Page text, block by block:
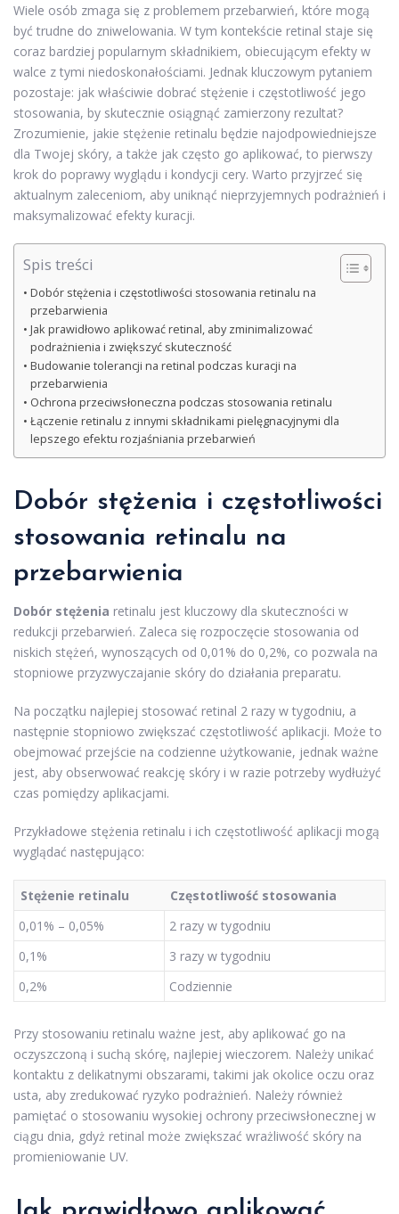
Wiele osób zmaga się z problemem przebarwień, które mogą
być trudne do zniwelowania. W tym kontekście retinal staje się
coraz bardziej popularnym składnikiem, obiecującym efekty w
walce z tymi niedoskonałościami. Jednak kluczowym pytaniem
pozostaje: jak właściwie dobrać stężenie i częstotliwość jego
stosowania, by skutecznie osiągnąć zamierzony rezultat?
Zrozumienie, jakie stężenie retinalu będzie najodpowiedniejsze
dla Twojej skóry, a także jak często go aplikować, to pierwszy
krok do poprawy wyglądu i kondycji cery. Warto przyjrzeć się
aktualnym zaleceniom, aby uniknąć nieprzyjemnych podrażnień i
maksymalizować efekty kuracji.
Spis treści
Dobór stężenia i częstotliwości stosowania retinalu na
przebarwienia
Jak prawidłowo aplikować retinal, aby zminimalizować
podrażnienia i zwiększyć skuteczność
Budowanie tolerancji na retinal podczas kuracji na
przebarwienia
Ochrona przeciwsłoneczna podczas stosowania retinalu
Łączenie retinalu z innymi składnikami pielęgnacyjnymi dla
lepszego efektu rozjaśniania przebarwień
Dobór stężenia i częstotliwości
stosowania retinalu na
przebarwienia
Dobór stężenia retinalu jest kluczowy dla skuteczności w
redukcji przebarwień. Zaleca się rozpoczęcie stosowania od
niskich stężeń, wynoszących od 0,01% do 0,2%, co pozwala na
stopniowe przyzwyczajanie skóry do działania preparatu.
Na początku najlepiej stosować retinal 2 razy w tygodniu, a
następnie stopniowo zwiększać częstotliwość aplikacji. Może to
obejmować przejście na codzienne użytkowanie, jednak ważne
jest, aby obserwować reakcję skóry i w razie potrzeby wydłużyć
czas pomiędzy aplikacjami.
Przykładowe stężenia retinalu i ich częstotliwość aplikacji mogą
wyglądać następująco:
Stężenie retinalu
Częstotliwość stosowania
0,01% – 0,05%
2 razy w tygodniu
0,1%
3 razy w tygodniu
0,2%
Codziennie
Przy stosowaniu retinalu ważne jest, aby aplikować go na
oczyszczoną i suchą skórę, najlepiej wieczorem. Należy unikać
kontaktu z delikatnymi obszarami, takimi jak okolice oczu oraz
usta, aby zredukować ryzyko podrażnień. Należy również
pamiętać o stosowaniu wysokiej ochrony przeciwsłonecznej w
ciągu dnia, gdyż retinal może zwiększać wrażliwość skóry na
promieniowanie UV.